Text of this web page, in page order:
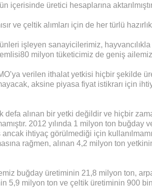
içerisinde üretici hesaplarına
ve çeltik alımları için de her türlü hazırlık
işleyen sanayicilerimiz,
milyon tüketicimiz de geniş
verilen ithalat yetkisi hiçbir şekilde
aksine piyasa fiyat istikrarı için
defa alınan bir yetki değildir ve hiçbir
2012 yılında 1 milyon ton buğday
ihtiyaç görülmediği için
rağmen, alınan 4,2 milyon ton
buğday üretiminin 21,8 milyon ton,
5,9 milyon ton ve çeltik üretiminin 900